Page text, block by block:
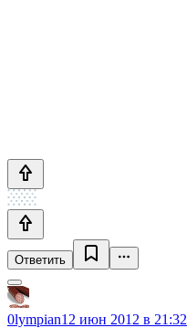
Ответить
0lympian12 июн 2012 в 21:32